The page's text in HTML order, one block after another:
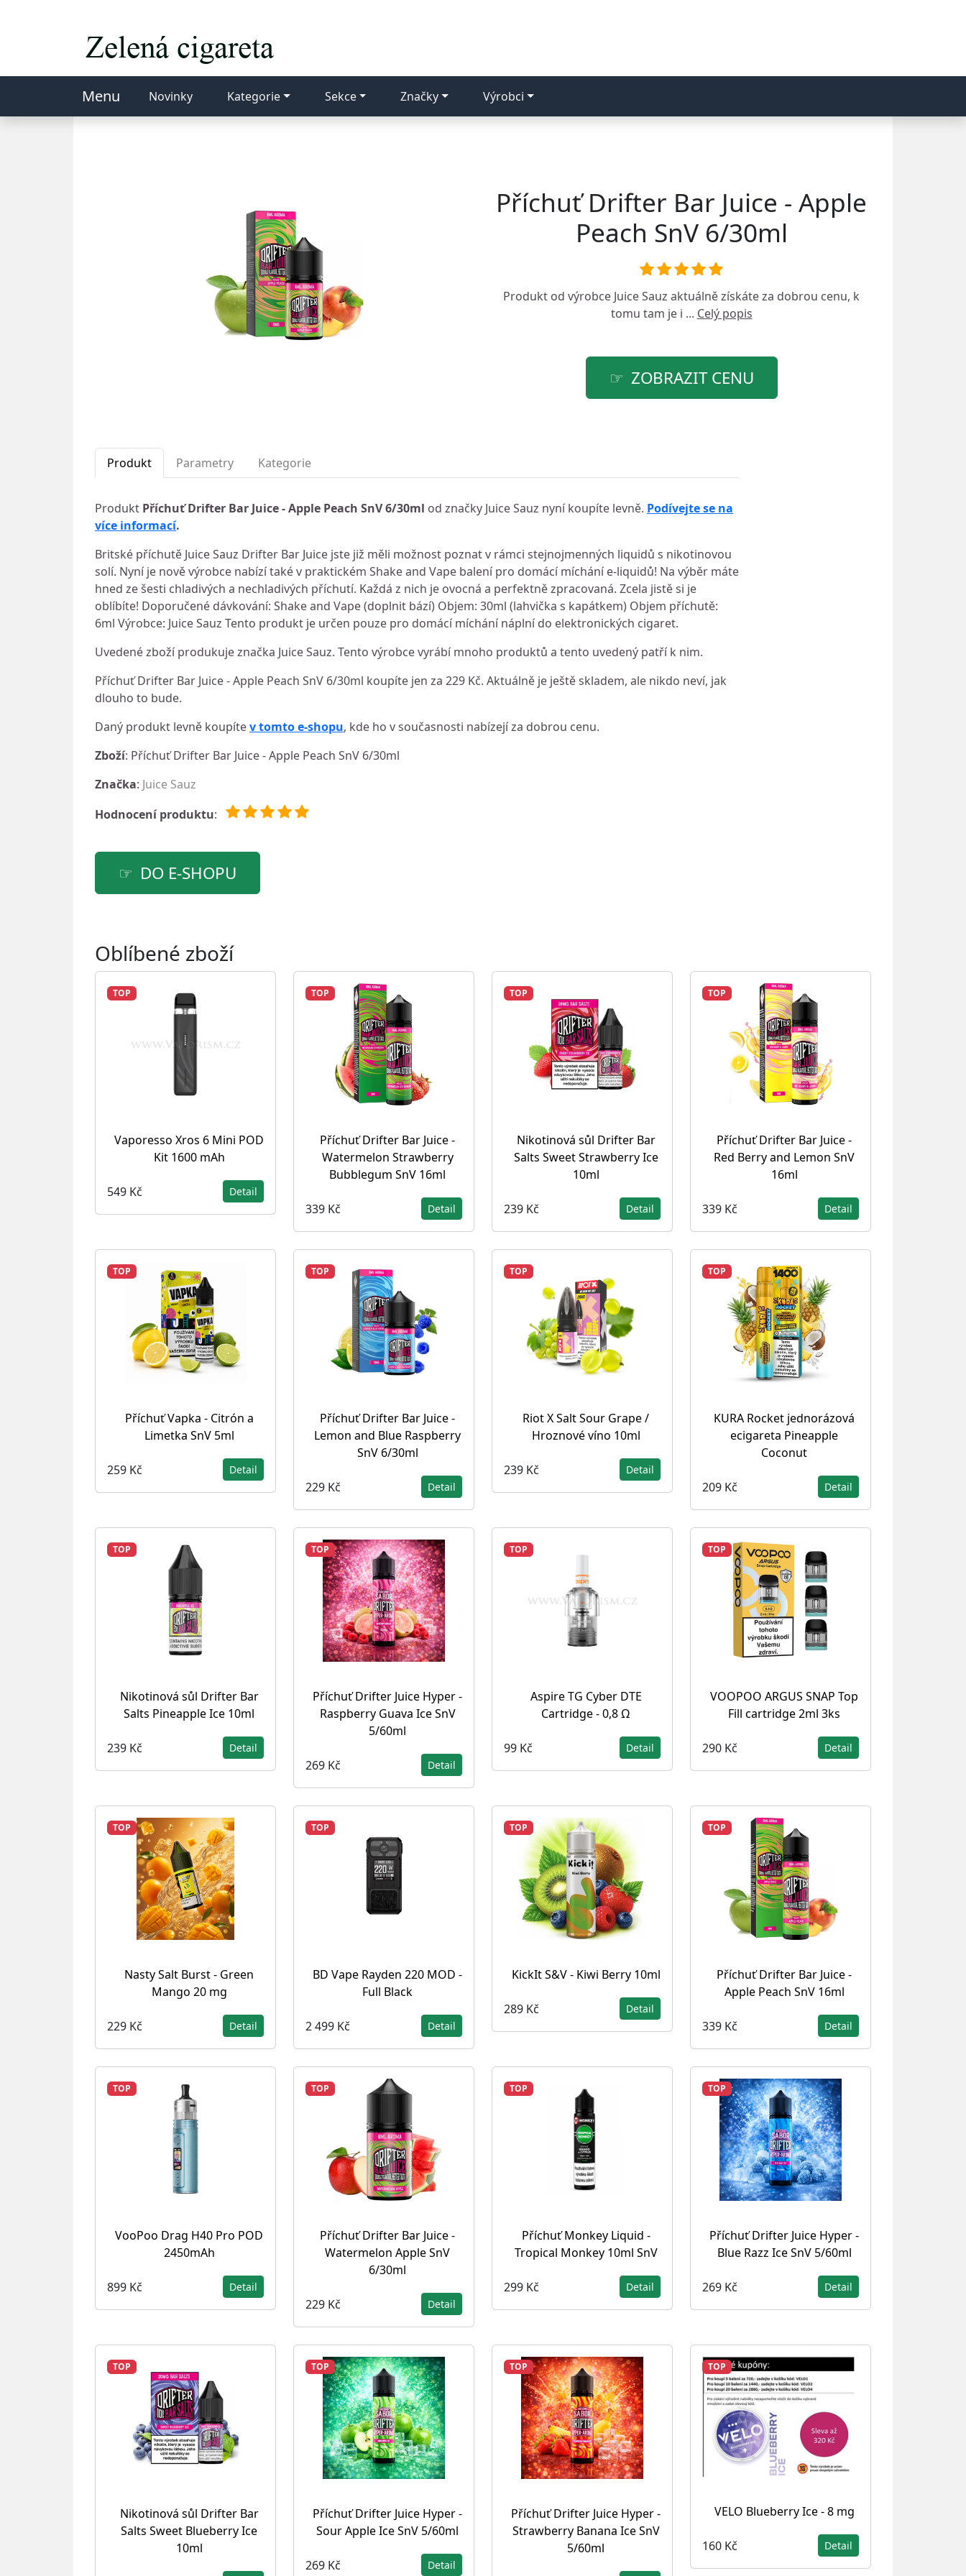
Menu Novinky Kategorie Sekce Značky Výrobci
Příchuť Drifter Bar Juice - Apple
Peach SnV 6/30ml
Produkt od výrobce Juice Sauz aktuálně získáte za dobrou cenu, k
tomu tam je i ... Celý popis
ZOBRAZIT CENU
Produkt Parametry Kategorie
Produkt Příchuť Drifter Bar Juice - Apple Peach SnV 6/30ml od značky Juice Sauz nyní koupíte levně. Podívejte se na
více informací.
Britské příchutě Juice Sauz Drifter Bar Juice jste již měli možnost poznat v rámci stejnojmenných liquidů s nikotinovou
solí. Nyní je nově výrobce nabízí také v praktickém Shake and Vape balení pro domácí míchání e-liquidů! Na výběr máte
hned ze šesti chladivých a nechladivých příchutí. Každá z nich je ovocná a perfektně zpracovaná. Zcela jistě si je
oblíbíte! Doporučené dávkování: Shake and Vape (doplnit bází) Objem: 30ml (lahvička s kapátkem) Objem příchutě:
6ml Výrobce: Juice Sauz Tento produkt je určen pouze pro domácí míchání náplní do elektronických cigaret.
Uvedené zboží produkuje značka Juice Sauz. Tento výrobce vyrábí mnoho produktů a tento uvedený patří k nim.
Příchuť Drifter Bar Juice - Apple Peach SnV 6/30ml koupíte jen za 229 Kč. Aktuálně je ještě skladem, ale nikdo neví, jak
dlouho to bude.
Daný produkt levně koupítev tomto e-shopu, kde ho v současnosti nabízejí za dobrou cenu.
Zboží: Příchuť Drifter Bar Juice - Apple Peach SnV 6/30ml
Značka: Juice Sauz
Hodnocení produktu:
DO E-SHOPU
Oblíbené zboží
TOP
Vaporesso Xros 6 Mini POD
Kit 1600 mAh
549 Kč Detail
TOP
Příchuť Drifter Bar Juice -
Watermelon Strawberry
Bubblegum SnV 16ml
339 Kč Detail
TOP
Nikotinová sůl Drifter Bar
Salts Sweet Strawberry Ice
10ml
239 Kč Detail
TOP
Příchuť Drifter Bar Juice -
Red Berry and Lemon SnV
16ml
339 Kč Detail
TOP
Příchuť Vapka - Citrón a
Limetka SnV 5ml
259 Kč Detail
TOP
Příchuť Drifter Bar Juice -
Lemon and Blue Raspberry
SnV 6/30ml
229 Kč Detail
TOP
Riot X Salt Sour Grape /
Hroznové víno 10ml
239 Kč Detail
TOP
KURA Rocket jednorázová
ecigareta Pineapple
Coconut
209 Kč Detail
TOP
Nikotinová sůl Drifter Bar
Salts Pineapple Ice 10ml
239 Kč Detail
TOP
Příchuť Drifter Juice Hyper -
Raspberry Guava Ice SnV
5/60ml
269 Kč Detail
TOP
Aspire TG Cyber DTE
Cartridge - 0,8 Ω
99 Kč Detail
TOP
VOOPOO ARGUS SNAP Top
Fill cartridge 2ml 3ks
290 Kč Detail
TOP
Nasty Salt Burst - Green
Mango 20 mg
229 Kč Detail
TOP
BD Vape Rayden 220 MOD -
Full Black
2 499 Kč Detail
TOP
KickIt S&V - Kiwi Berry 10ml
289 Kč Detail
TOP
Příchuť Drifter Bar Juice -
Apple Peach SnV 16ml
339 Kč Detail
TOP
VooPoo Drag H40 Pro POD
2450mAh
899 Kč Detail
TOP
Příchuť Drifter Bar Juice -
Watermelon Apple SnV
6/30ml
229 Kč Detail
TOP
Příchuť Monkey Liquid -
Tropical Monkey 10ml SnV
299 Kč Detail
TOP
Příchuť Drifter Juice Hyper -
Blue Razz Ice SnV 5/60ml
269 Kč Detail
TOP
Nikotinová sůl Drifter Bar
Salts Sweet Blueberry Ice
10ml
TOP
Příchuť Drifter Juice Hyper -
Sour Apple Ice SnV 5/60ml
269 Kč Detail
TOP
Příchuť Drifter Juice Hyper -
Strawberry Banana Ice SnV
5/60ml
TOP
VELO Blueberry Ice - 8 mg
160 Kč Detail